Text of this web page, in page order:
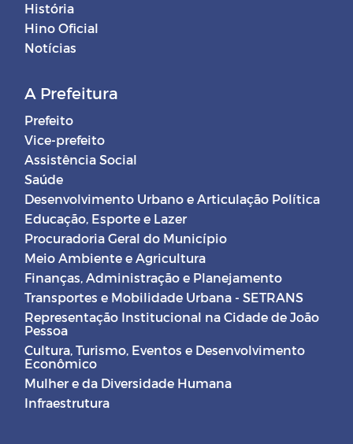
História
Hino Oficial
Notícias
A Prefeitura
Prefeito
Vice-prefeito
Assistência Social
Saúde
Desenvolvimento Urbano e Articulação Política
Educação, Esporte e Lazer
Procuradoria Geral do Município
Meio Ambiente e Agricultura
Finanças, Administração e Planejamento
Transportes e Mobilidade Urbana - SETRANS
Representação Institucional na Cidade de João
Pessoa
Cultura, Turismo, Eventos e Desenvolvimento
Econômico
Mulher e da Diversidade Humana
Infraestrutura